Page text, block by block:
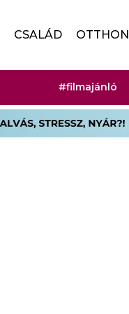
CSALÁD OTTHON
#filmajánló